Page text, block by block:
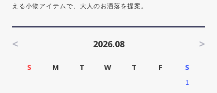
える小物アイテムで、大人のお洒落を提案。
< 2026.08 >
S M T W T F S
1